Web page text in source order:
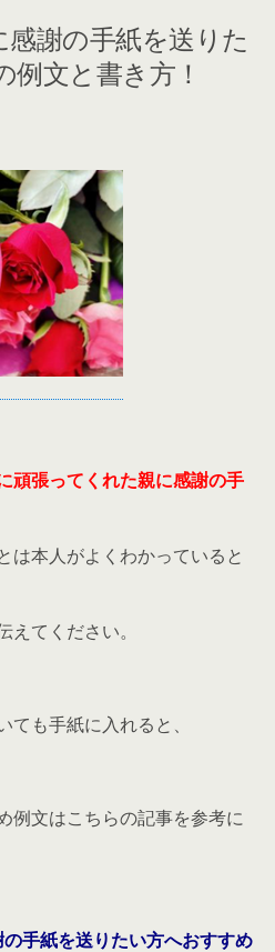
感謝の手紙を送りた
文と書き方！
頑張ってくれた親に感謝の手
は本人がよくわかっていると
てください。
ても手紙に入れると、
例文はこちらの記事を参考に
手紙を送りたい方へおすすめ